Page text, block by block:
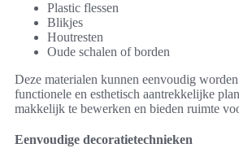
Plastic flessen
Blikjes
Houtresten
Oude schalen of borden
Deze materialen kunnen eenvoudig
functionele en esthetisch aantrekkelijke
makkelijk te bewerken en bieden ruimte
Eenvoudige decoratietechnieken